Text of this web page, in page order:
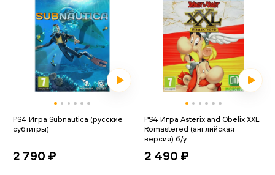
PS4 Игра Subnautica (русские
субтитры)
2 790 ₽
PS4 Игра Asterix and Obelix XXL
Romastered (английская
версия) б/у
2 490 ₽